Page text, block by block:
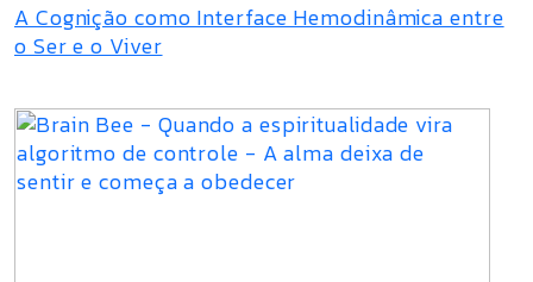
A Cognição como Interface Hemodinâmica entre
o Ser e o Viver